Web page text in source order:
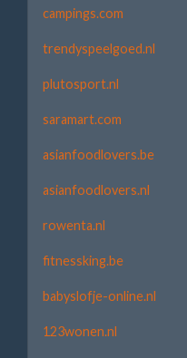
campings.com
trendyspeelgoed.nl
plutosport.nl
saramart.com
asianfoodlovers.be
asianfoodlovers.nl
rowenta.nl
fitnessking.be
babyslofje-online.nl
123wonen.nl